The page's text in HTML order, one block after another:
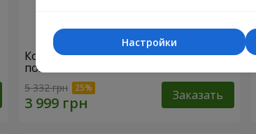
Корзина "С наилучшими
пожеланиями!"
5 332 грн Заказать
Настройки